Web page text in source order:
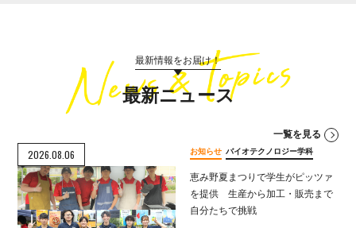
最新情報をお届け！
最新ニュース
一覧を見る
2026.08.06
恵み野夏まつりで学生がピッツァ
を提供 生産から加工・販売まで
自分たちで挑戦
お知らせ バイオテクノロジー学科